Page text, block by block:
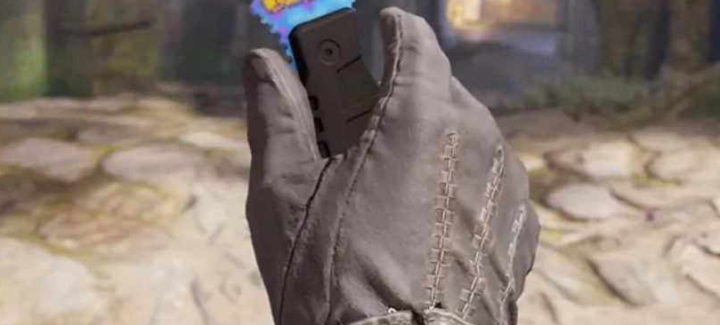
externe marktplaatsen zoals cs skinsencsgo skins
afwerking. Case Hardened gebruikt een soort "patroonplaat" waardoor elk wapen een andere verdeling van blauw,
op de zichtbare zijde van het lemmet.
Gem wanneer: